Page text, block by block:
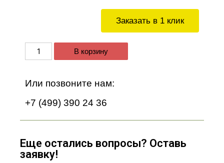
Заказать в 1 клик
В корзину
Или позвоните нам:
+7 (499) 390 24 36
Еще остались вопросы? Оставь
заявку!